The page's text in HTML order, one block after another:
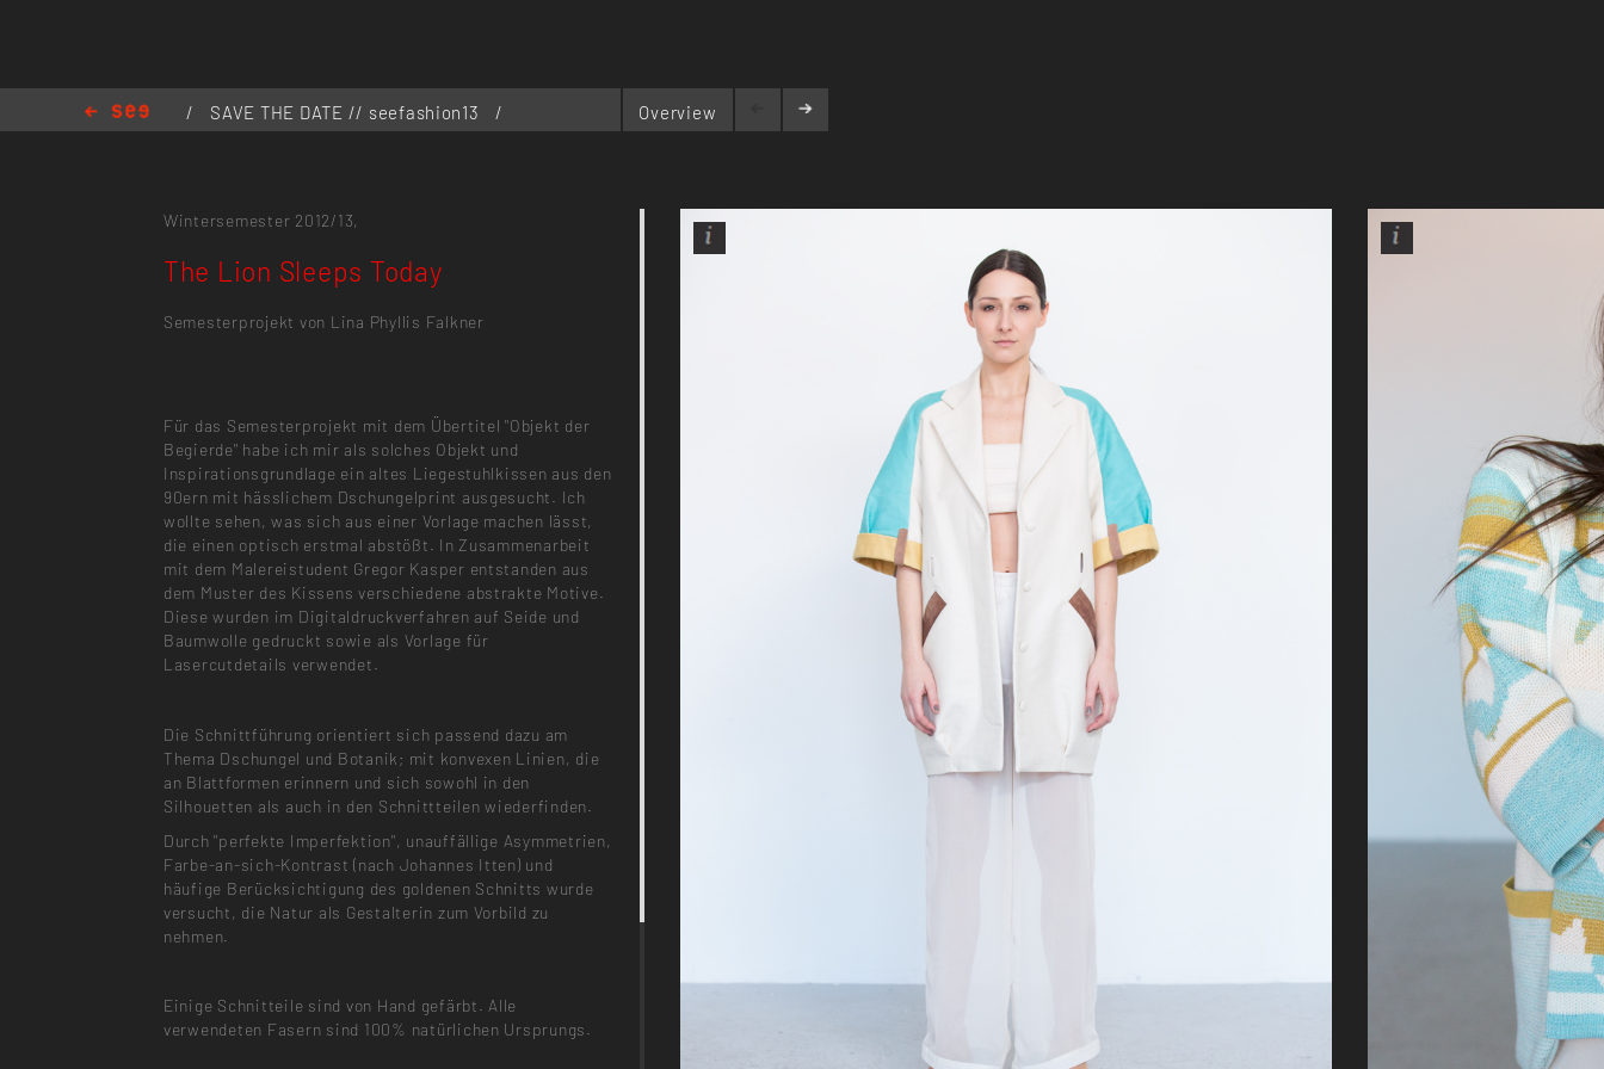
/ SAVE THE DATE // seefashion13
/
Overview
Wintersemester 2012/13,
The Lion Sleeps Today
Semesterprojekt von Lina Phyllis Falkner
Für das Semesterprojekt mit dem Übertitel "Objekt der
Begierde" habe ich mir als solches Objekt und
Inspirationsgrundlage ein altes Liegestuhlkissen aus den
90ern mit hässlichem Dschungelprint ausgesucht. Ich
wollte sehen, was sich aus einer Vorlage machen lässt,
die einen optisch erstmal abstößt. In Zusammenarbeit
mit dem Malereistudent Gregor Kasper entstanden aus
dem Muster des Kissens verschiedene abstrakte Motive.
Diese wurden im Digitaldruckverfahren auf Seide und
Baumwolle gedruckt sowie als Vorlage für
Lasercutdetails verwendet.
Die Schnittführung orientiert sich passend dazu am
Thema Dschungel und Botanik; mit konvexen Linien, die
an Blattformen erinnern und sich sowohl in den
Silhouetten als auch in den Schnittteilen wiederfinden.
Durch "perfekte Imperfektion", unauffällige Asymmetrien,
Farbe-an-sich-Kontrast (nach Johannes Itten) und
häufige Berücksichtigung des goldenen Schnitts wurde
versucht, die Natur als Gestalterin zum Vorbild zu
nehmen.
Einige Schnitteile sind von Hand gefärbt. Alle
verwendeten Fasern sind 100% natürlichen Ursprungs.